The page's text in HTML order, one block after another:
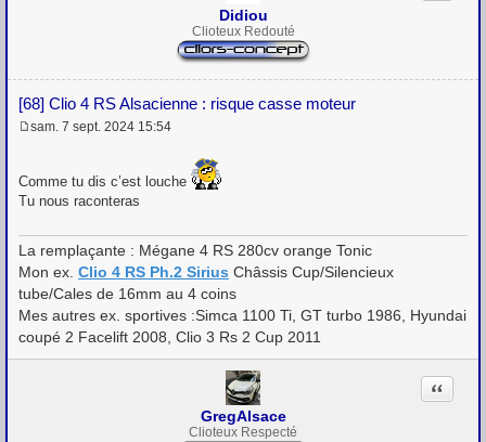
Didiou
Clioteux Redouté
[68] Clio 4 RS Alsacienne : risque casse moteur
s
a
sam. 7 sept. 2024 15:54
Comme tu dis c’est louche
Tu nous raconteras
La remplaçante : Mégane 4 RS 280cv orange Tonic
Mon ex. Clio 4 RS Ph.2 Sirius Châssis Cup/Silencieux
tube/Cales de 16mm au 4 coins
Mes autres ex. sportives :Simca 1100 Ti, GT turbo 1986, Hyundai
coupé 2 Facelift 2008, Clio 3 Rs 2 Cup 2011
GregAlsace
Clioteux Respecté
Citation